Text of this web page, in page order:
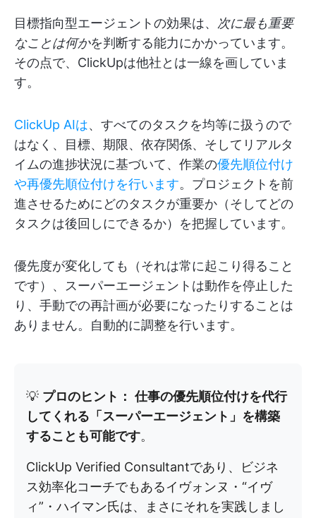
目標指向型エージェントの効果は、 次に最も重要
なことは何かを判断する能力にかかっています。
その点で、ClickUpは他社とは一線を画していま
す。
ClickUp AIは、すべてのタスクを均等に扱うので
はなく、目標、期限、依存関係、そしてリアルタ
イムの進捗状況に基づいて、作業の優先順位付け
や再優先順位付けを行います。プロジェクトを前
進させるためにどのタスクが重要か（そしてどの
タスクは後回しにできるか）を把握しています。
優先度が変化しても（それは常に起こり得ること
です）、スーパーエージェントは動作を停止した
り、手動での再計画が必要になったりすることは
ありません。自動的に調整を行います。
💡 プロのヒント： 仕事の優先順位付けを代行
してくれる「スーパーエージェント」を構築
することも可能です。
ClickUp Verified Consultantであり、ビジネ
ス効率化コーチでもあるイヴォンヌ・“イヴ
ィ”・ハイマン氏は、まさにそれを実践しまし